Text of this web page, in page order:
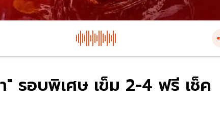
" รอบพิเศษ เข็ม 2-4 ฟรี เช็ค